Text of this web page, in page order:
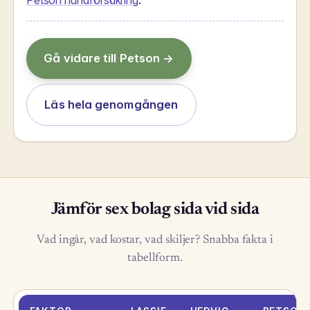
Gå vidare till Petson →
Läs hela genomgången
Jämför sex bolag sida vid sida
Vad ingår, vad kostar, vad skiljer? Snabba fakta i
tabellform.